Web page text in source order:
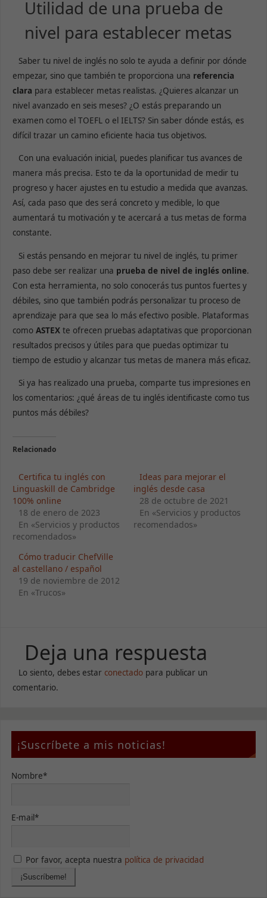
Utilidad de una prueba de
nivel para establecer metas
Saber tu nivel de inglés no solo te ayuda a definir por dónde
empezar, sino que también te proporciona una referencia
clara para establecer metas realistas. ¿Quieres alcanzar un
nivel avanzado en seis meses? ¿O estás preparando un
examen como el TOEFL o el IELTS? Sin saber dónde estás, es
difícil trazar un camino eficiente hacia tus objetivos.
Con una evaluación inicial, puedes planificar tus avances de
manera más precisa. Esto te da la oportunidad de medir tu
progreso y hacer ajustes en tu estudio a medida que avanzas.
Así, cada paso que des será concreto y medible, lo que
aumentará tu motivación y te acercará a tus metas de forma
constante.
Si estás pensando en mejorar tu nivel de inglés, tu primer
paso debe ser realizar una prueba de nivel de inglés online.
Con esta herramienta, no solo conocerás tus puntos fuertes y
débiles, sino que también podrás personalizar tu proceso de
aprendizaje para que sea lo más efectivo posible. Plataformas
comoASTEX te ofrecen pruebas adaptativas que proporcionan
resultados precisos y útiles para que puedas optimizar tu
tiempo de estudio y alcanzar tus metas de manera más eficaz.
Si ya has realizado una prueba, comparte tus impresiones en
los comentarios: ¿qué áreas de tu inglés identificaste como tus
puntos más débiles?
Relacionado
Certifica tu inglés con
Linguaskill de Cambridge
100% online
18 de enero de 2023
En «Servicios y productos
recomendados»
Ideas para mejorar el
inglés desde casa
28 de octubre de 2021
En «Servicios y productos
recomendados»
Cómo traducir ChefVille
al castellano / español
19 de noviembre de 2012
En «Trucos»
Deja una respuesta
Lo siento, debes estar conectado para publicar un
comentario.
¡Suscríbete a mis noticias!
Nombre*
E-mail*
Por favor, acepta nuestra política de privacidad
Son
para que
Para que
podamos